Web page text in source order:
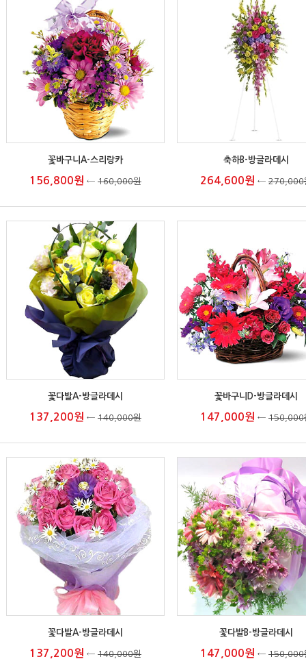
꽃바구니A-스리랑카
156,800원 ← 160,000원
축하B-방글라데시
264,600원 ← 270,000
꽃다발A-방글라데시
137,200원 ← 140,000원
꽃바구니D-방글라데시
147,000원 ← 150,000
꽃다발A-방글라데시
137,200원 ← 140,000원
꽃다발B-방글라데시
147,000원 ← 150,000